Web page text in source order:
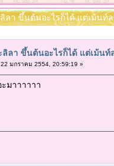
ลา ขึ้นต้นอะไรก็ได้ แต่เม้นท์
ลิลา ขึ้นต้นอะไรก็ได้ แต่เม้นท์
มกราคม 2554, 20:59:19 »
มาาาาาา